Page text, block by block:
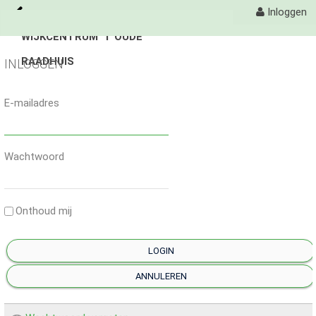
Naar content
Inloggen
WIJKCENTRUM 'T OUDE
RAADHUIS't Oude Raadhuis
Activiteiten
Organisatie
INLOGGEN
E-mailadres
Wachtwoord
Onthoud mij
LOGIN
ANNULEREN